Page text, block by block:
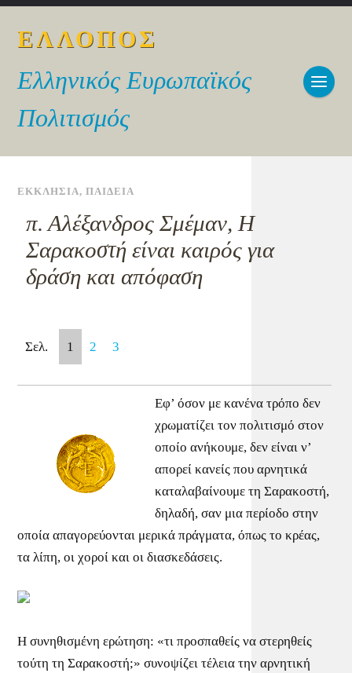
ΕΛΛΟΠΟΣ
Ελληνικός Ευρωπαϊκός
Πολιτισμός
ΕΚΚΛΗΣΙΑ,ΠΑΙΔΕΙΑ
π. Αλέξανδρος Σμέμαν, Η
Σαρακοστή είναι καιρός για
δράση και απόφαση
Σελ. 1 2 3
Εφ’ όσον με κανένα τρόπο δεν
χρωματίζει τον πολιτισμό στον
οποίο ανήκουμε, δεν είναι ν’
απορεί κανείς που αρνητικά
καταλαβαίνουμε τη Σαρακοστή,
δηλαδή, σαν μια περίοδο στην
οποία απαγορεύονται μερικά πράγματα, όπως το κρέας,
τα λίπη, οι χοροί και οι διασκεδάσεις.
Η συνηθισμένη ερώτηση: «τι προσπαθείς να στερηθείς
τούτη τη Σαρακοστή;» συνοψίζει τέλεια την αρνητική